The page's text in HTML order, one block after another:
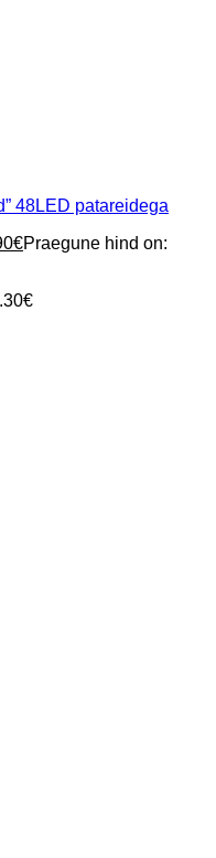
48LED patareidega
€Praegune hind on: